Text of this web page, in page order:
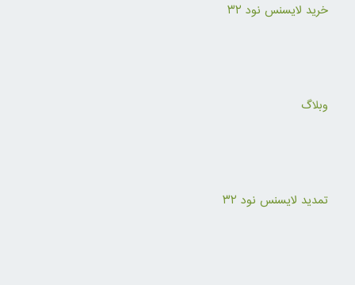
خرید لایسنس نود ۳۲
وبلاگ
تمدید لایسنس نود ۳۲